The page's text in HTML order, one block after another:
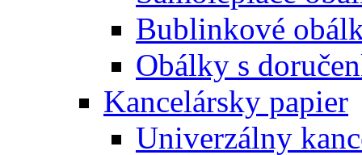
Bublinkové
Obálky s
Kancelársky papier
Univerzálny